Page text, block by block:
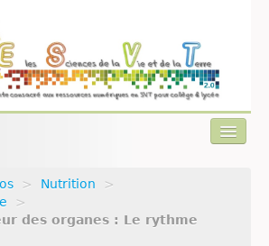
> Nutrition
>
>
des organes : Le rythme